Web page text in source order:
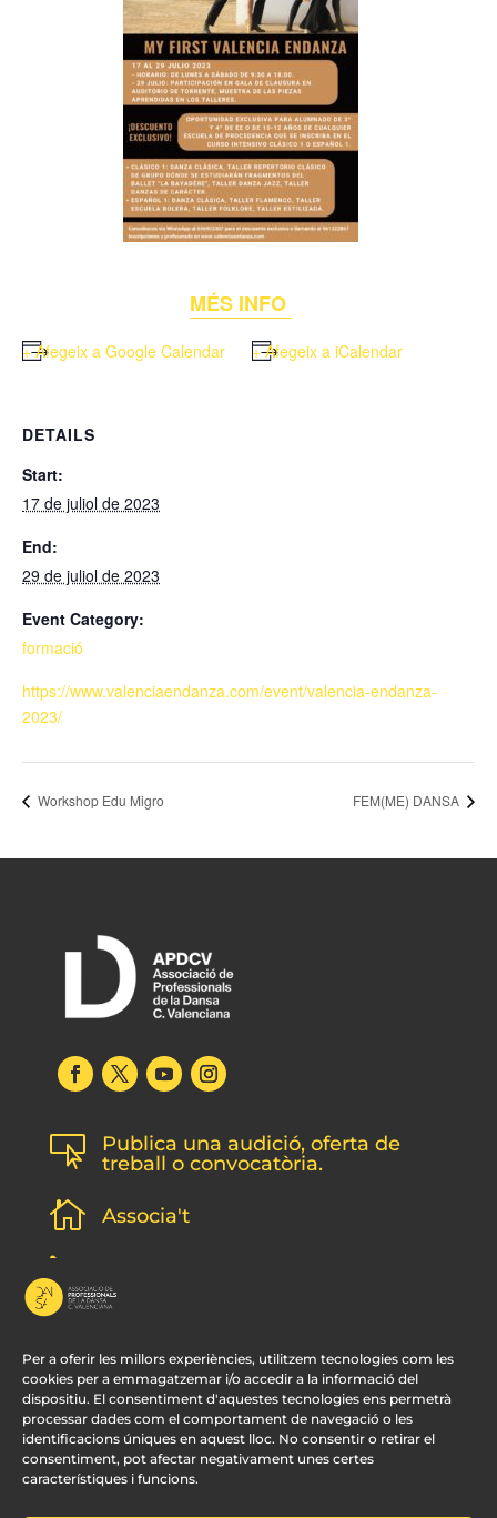
Per a oferir les millors experiències, utilitzem tecnologies com les
cookies per a emmagatzemar i/o accedir a la informació del
dispositiu. El consentiment d'aquestes tecnologies ens permetrà
processar dades com el comportament de navegació o les
identificacions úniques en aquest lloc. No consentir o retirar el
consentiment, pot afectar negativament unes certes
característiques i funcions.
MÉS INFO
+ Afegeix a Google Calendar + Afegeix a iCalendar
DETAILS
Start:
17 de juliol de 2023
End:
29 de juliol de 2023
Event Category:
formació
https://www.valenciaendanza.com/event/valencia-endanza-
2023/
Workshop Edu Migro FEM(ME) DANSA

Publica una audició, oferta de
treball o convocatòria.
 Associa't
l